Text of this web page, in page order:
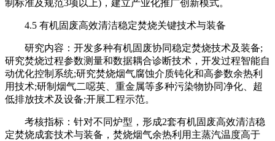
制标准及规范3项以上)，建立产业化推广创新模式。
4.5 有机固废高效清洁稳定焚烧关键技术与装备
研究内容：开发多种有机固废协同稳定焚烧技术及装备;
研究焚烧过程参数测量和数据耦合诊断技术，开发过程智能自
动优化控制系统;研究焚烧烟气腐蚀介质钝化和高参数余热利
用技术;研制烟气二噁英、重金属等多种污染物协同净化、超
低排放技术及设备;开展工程示范。
考核指标：针对不同炉型，形成2套有机固废高效清洁稳
定焚烧成套技术与装备，焚烧烟气余热利用主蒸汽温度高于